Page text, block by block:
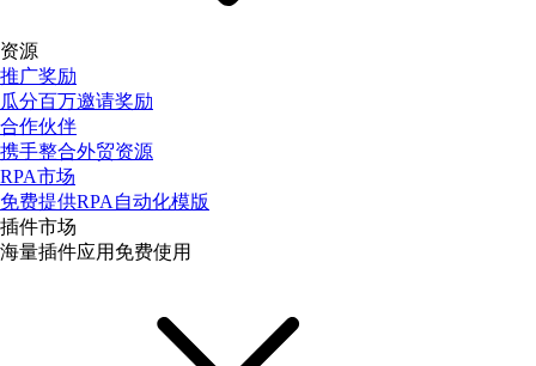
资源
推广奖励
瓜分百万邀请奖励
合作伙伴
携手整合外贸资源
RPA市场
免费提供RPA自动化模版
插件市场
海量插件应用免费使用